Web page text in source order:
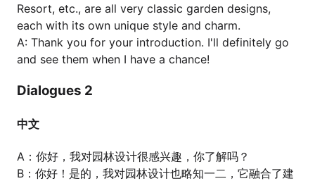
Resort, etc., are all very classic garden designs,
each with its own unique style and charm.
A: Thank you for your introduction. I'll definitely go
and see them when I have a chance!
Dialogues 2
中文
A：你好，我对园林设计很感兴趣，你了解吗？
B：你好！是的，我对园林设计也略知一二，它融合了建